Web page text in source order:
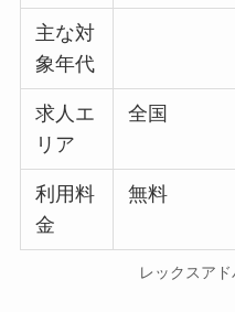
主な対
象年代
求人エ
リア
全国
利用料
金
無料
レックスア